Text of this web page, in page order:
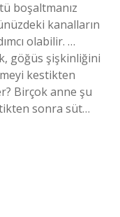
boşaltmanız
kanalların
olabilir. …
göğüs şişkinliğini
kestikten
Birçok anne şu
sonra süt…